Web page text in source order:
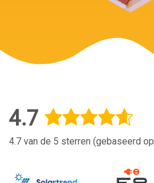
4.7
4.7 van de 5 sterren (gebaseerd op